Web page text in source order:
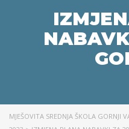
MJEŠOVITA SREDNJA ŠKOLA GORNJI